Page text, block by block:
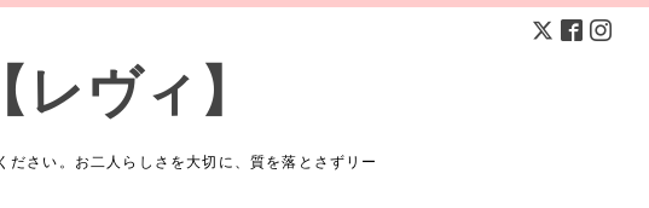
ヴィ】
さい。お二人らしさを大切に、質を落とさずリー